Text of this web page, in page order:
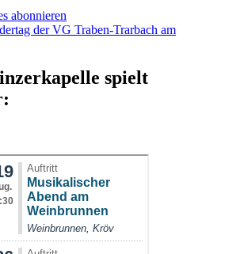
spielt